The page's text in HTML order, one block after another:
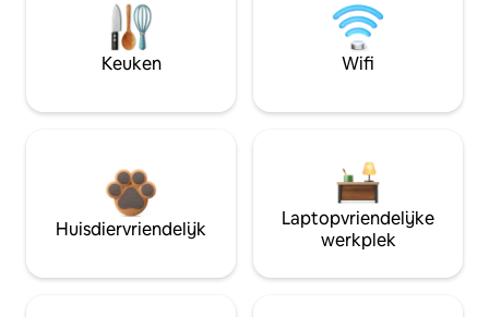
Keuken Wifi
Huisdiervriendelijk
Laptopvriendelijke
werkplek